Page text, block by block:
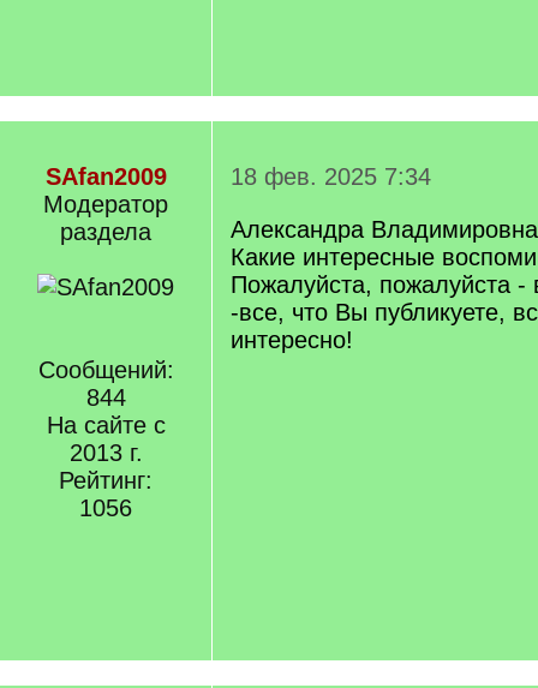
SAfan2009
Модератор
раздела
Сообщений:
844
На сайте с
2013 г.
Рейтинг:
1056
18 фев. 2025 7:34
Александра
Какие интересные
Пожалуйста, пожалуйста -
-все, что Вы публикуете,
интересно!